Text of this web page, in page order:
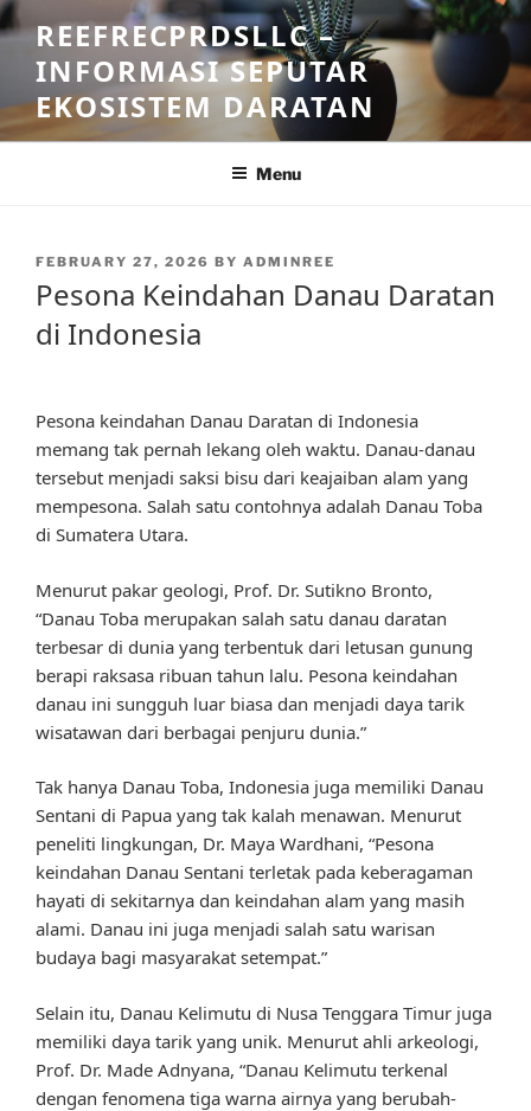
Skip
to
content
REEFRECPRDSLLC –
INFORMASI SEPUTAR
EKOSISTEM DARATAN
Menu
POSTED
FEBRUARY 27, 2026 BY ADMINREE
Pesona Keindahan Danau Daratan
di Indonesia
Pesona keindahan Danau Daratan di Indonesia
memang tak pernah lekang oleh waktu. Danau-danau
tersebut menjadi saksi bisu dari keajaiban alam yang
mempesona. Salah satu contohnya adalah Danau Toba
di Sumatera Utara.
Menurut pakar geologi, Prof. Dr. Sutikno Bronto,
“Danau Toba merupakan salah satu danau daratan
terbesar di dunia yang terbentuk dari letusan gunung
berapi raksasa ribuan tahun lalu. Pesona keindahan
danau ini sungguh luar biasa dan menjadi daya tarik
wisatawan dari berbagai penjuru dunia.”
Tak hanya Danau Toba, Indonesia juga memiliki Danau
Sentani di Papua yang tak kalah menawan. Menurut
peneliti lingkungan, Dr. Maya Wardhani, “Pesona
keindahan Danau Sentani terletak pada keberagaman
hayati di sekitarnya dan keindahan alam yang masih
alami. Danau ini juga menjadi salah satu warisan
budaya bagi masyarakat setempat.”
Selain itu, Danau Kelimutu di Nusa Tenggara Timur juga
memiliki daya tarik yang unik. Menurut ahli arkeologi,
Prof. Dr. Made Adnyana, “Danau Kelimutu terkenal
dengan fenomena tiga warna airnya yang berubah-